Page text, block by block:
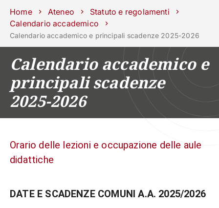
Scuole Dipartimenti CentriSostieni
Unipd
Area
Lavora con
phone mail search
CORSI STUDIARE
RICERCA CAMPUS
IMPRESE E IMPATTO
Home Ateneo
Statuto e regolamenti
Calendario accademico
Calendario accademico e principali scadenze 2025-2026
Calendario accademico e
principali scadenze
2025-2026
Orario delle lezioni e occupazione delle aule
didattiche
DATE E SCADENZE COMUNI A.A. 2025/2026